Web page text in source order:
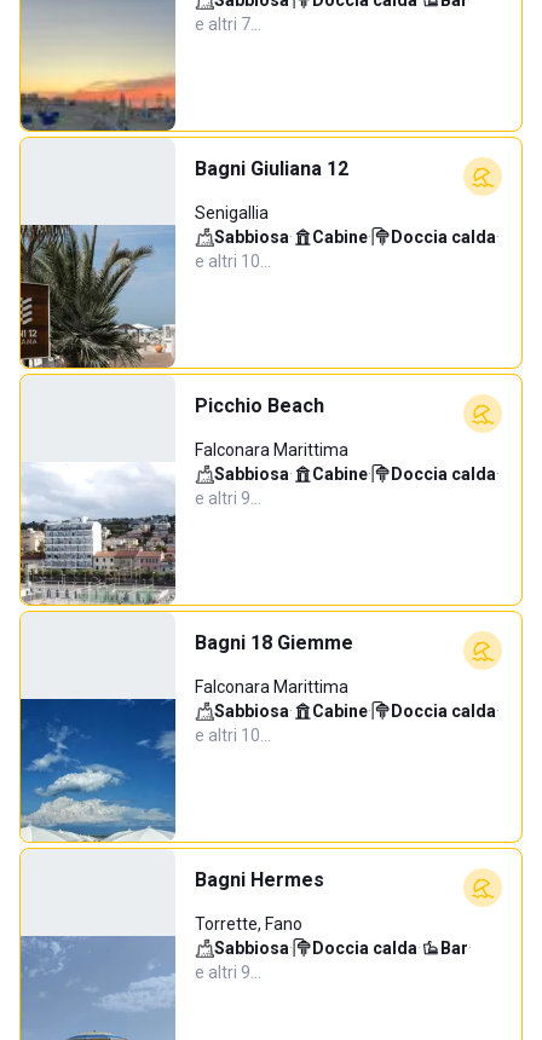
e altri 7…
Bagni Giuliana 12
Senigallia
Sabbiosa· Cabine· Doccia calda·
e altri 10…
Picchio Beach
Falconara Marittima
Sabbiosa· Cabine· Doccia calda·
e altri 9…
Bagni 18 Giemme
Falconara Marittima
Sabbiosa· Cabine· Doccia calda·
e altri 10…
Bagni Hermes
Torrette, Fano
Sabbiosa· Doccia calda· Bar·
e altri 9…